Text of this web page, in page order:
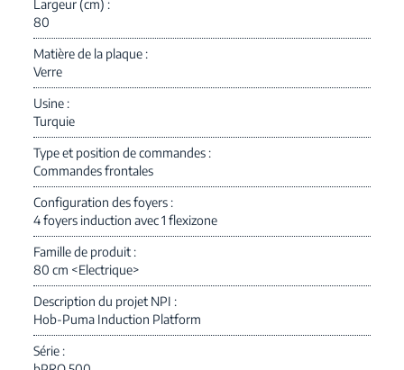
Largeur (cm)
80
Matière de la plaque
Verre
Usine
Turquie
Type et position de commandes
Commandes frontales
Configuration des foyers
4 foyers induction avec 1 flexizone
Famille de produit
80 cm <Electrique>
Description du projet NPI
Hob-Puma Induction Platform
Série